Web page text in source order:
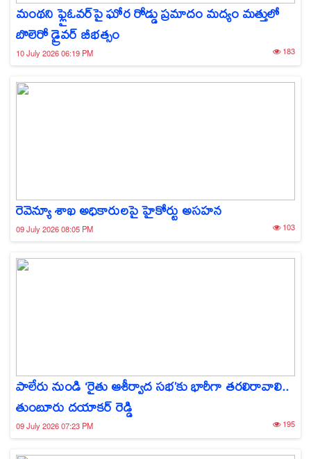
మంథని ఫ్లైఓవర్‌పై ఘోర రోడ్డు ప్రమాదం మద్యం మత్తులో
బొలెరో డ్రైవర్ బీభత్సం
10 July 2026 06:19 PM 183
రెవెన్యూ శాఖ అధికారులపై హైకోర్టు అసహన
09 July 2026 08:05 PM 103
పాలేరు నుండి ‘రైతు ఆశీర్వాద సభ’కు భారీగా తరలిరావాలి..
తుంబూరు దయాకర్ రెడ్డి
09 July 2026 07:23 PM 195